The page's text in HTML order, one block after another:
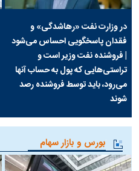
در وزارت نفت «رهاشدگی» و
فقدان پاسخگویی احساس می‌شود
| فروشنده نفت وزیر است و
تراستی‌هایی که پول به حساب آنها
می‌رود، باید توسط فروشنده رصد
شوند
بورس و بازار سهام